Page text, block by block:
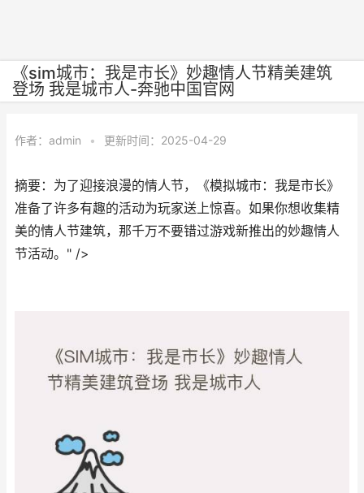
《sim城市：我是市长》妙趣情人节精美建筑
登场 我是城市人-奔驰中国官网
作者： admin • 更新时间：2025-04-29
摘要：为了迎接浪漫的情人节，《模拟城市：我是市长》
准备了许多有趣的活动为玩家送上惊喜。如果你想收集精
美的情人节建筑，那千万不要错过游戏新推出的妙趣情人
节活动。" />